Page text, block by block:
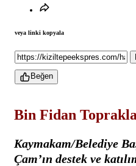
veya linki kopyala
Beğen
Bin Fidan
Kaymakam/Belediye
Çam’ın destek ve